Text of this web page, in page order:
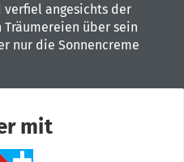
verfiel angesichts der
über sein
nur die Sonnencreme